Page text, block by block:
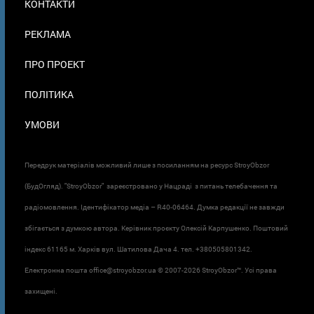
В
КОНТАКТИ
РЕКЛАМА
ПРО ПРОЕКТ
ПОЛІТИКА
УМОВИ
Передрук матеріалів можливий лише з посиланням на ресурс StroyObzor
(БудОгляд). "StroyObzor" зареєстровано у Нацраді з питань телебачення та
радіомовлення. Ідентифікатор медіа – R40-06464. Думка редакції не завжди
збігається з думкою автора. Керівник проєкту Олексій Карпушенко. Поштовий
індекс 61165 м. Харків вул. Шатилова Дача 4. тел. +380505801342.
Електронна пошта office@stroyobzor.ua © 2007-2026 StroyObzor™. Усі права
захищені.